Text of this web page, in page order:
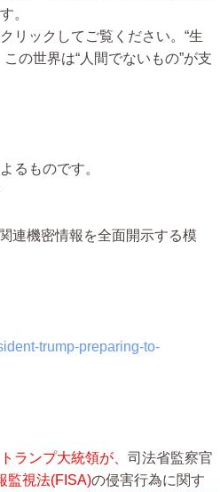
。
リックしてご覧ください。“生
の世界は“人間でないもの”が支
るものです。
連機密情報を全面開示する模
trump-preparing-to-
トランプ大統領が、 司法省監察官
監視法(FISA)の侵害行為に関す